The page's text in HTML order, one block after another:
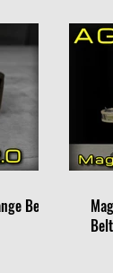
Belt
Belt